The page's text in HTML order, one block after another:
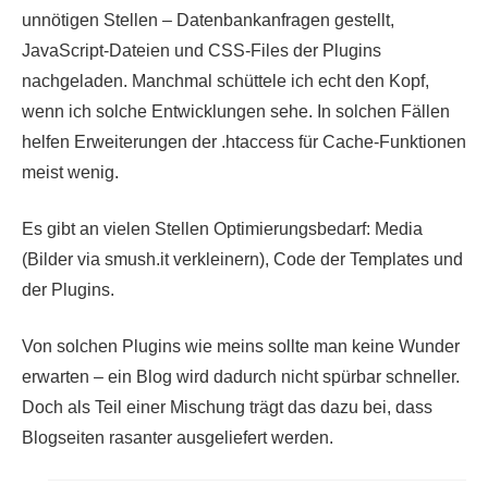
unnötigen Stellen – Datenbankanfragen gestellt,
JavaScript-Dateien und CSS-Files der Plugins
nachgeladen. Manchmal schüttele ich echt den Kopf,
wenn ich solche Entwicklungen sehe. In solchen Fällen
helfen Erweiterungen der .htaccess für Cache-Funktionen
meist wenig.
Es gibt an vielen Stellen Optimierungsbedarf: Media
(Bilder via smush.it verkleinern), Code der Templates und
der Plugins.
Von solchen Plugins wie meins sollte man keine Wunder
erwarten – ein Blog wird dadurch nicht spürbar schneller.
Doch als Teil einer Mischung trägt das dazu bei, dass
Blogseiten rasanter ausgeliefert werden.